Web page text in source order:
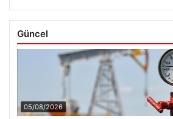
Güncel
05/08/2026